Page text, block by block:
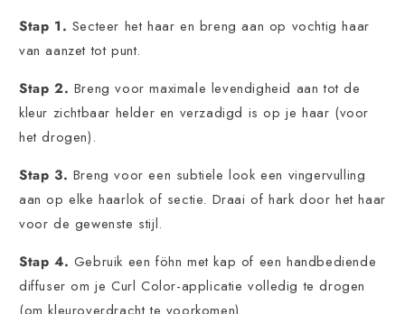
r
e
i
n
h
o
u
d
Stap 1. Secteer het haar en breng aan op vochtig haar
van aanzet tot punt.
Stap 2. Breng voor maximale levendigheid aan tot de
kleur zichtbaar helder en verzadigd is op je haar (voor
het drogen).
Stap 3. Breng voor een subtiele look een vingervulling
aan op elke haarlok of sectie. Draai of hark door het haar
voor de gewenste stijl.
Stap 4. Gebruik een föhn met kap of een handbediende
diffuser om je Curl Color-applicatie volledig te drogen